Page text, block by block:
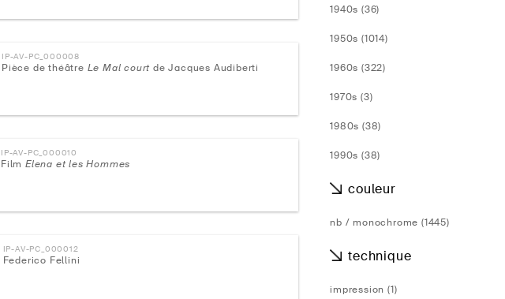
IP-AV-PC_000008
Pièce de théâtre Le Mal court de Jacques Audiberti
IP-AV-PC_000010
Film Elena et les Hommes
IP-AV-PC_000012
Federico Fellini
1940s (36)
1950s (1014)
1960s (322)
1970s (3)
1980s (38)
1990s (38)
couleur
nb / monochrome (1445)
technique
impression (1)